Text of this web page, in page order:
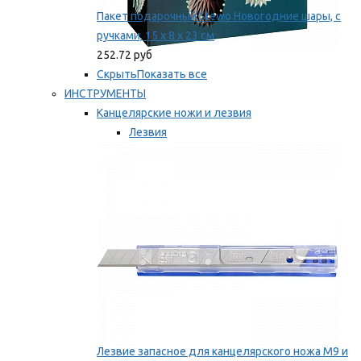
Пакет подарочный Stewo Новогодние шары, с
ручками, 15 х 8 х 23 см
252.72 руб
СкрытьПоказать все
ИНСТРУМЕНТЫ
Канцелярские ножи и лезвия
Лезвия
Лезвие запасное для канцелярского ножа M9 и